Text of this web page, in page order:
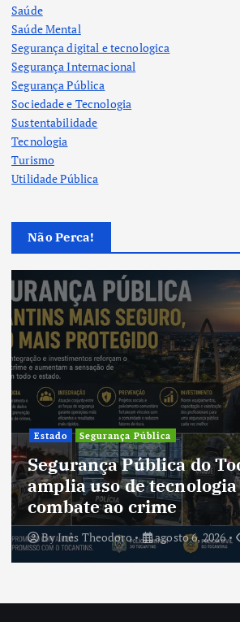
Saúde
Saúde Mental
Segurança digital e tecnologica
Segurança Internacional
Segurança Pública
Sociedade e Tecnologia
Sustentabilidade
Tecnologia
Turismo
Utilidade Pública
Não Perca!
Estado Segurança Pública
Segurança Pública do
amplia uso de
combate ao crime
ByInês Theodoro agosto 6, 2026